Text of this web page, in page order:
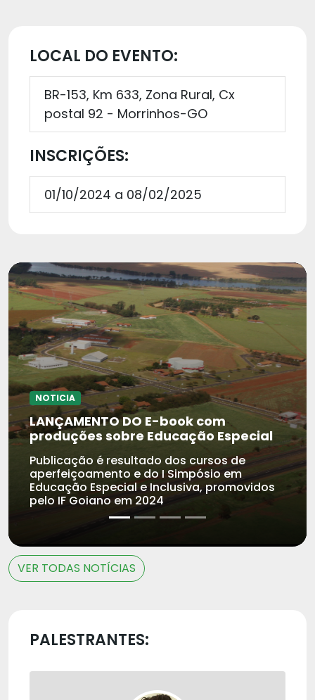
LOCAL DO EVENTO:
BR-153, Km 633, Zona Rural, Cx
postal 92 - Morrinhos-GO
INSCRIÇÕES:
01/10/2024 a 08/02/2025
NOTICIA
LANÇAMENTO DO E-book com
produções sobre Educação Especial
Publicação é resultado dos cursos de
aperfeiçoamento e do I Simpósio em
Educação Especial e Inclusiva, promovidos
pelo IF Goiano em 2024
VER TODAS NOTÍCIAS
PALESTRANTES: